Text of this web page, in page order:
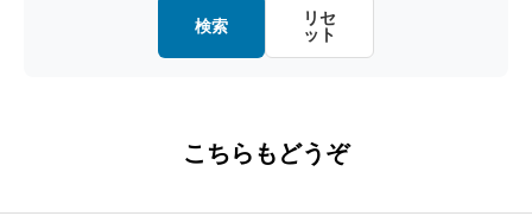
ハルシネーション (16)
(20)
検索
リセ
ット
こちらもどうぞ